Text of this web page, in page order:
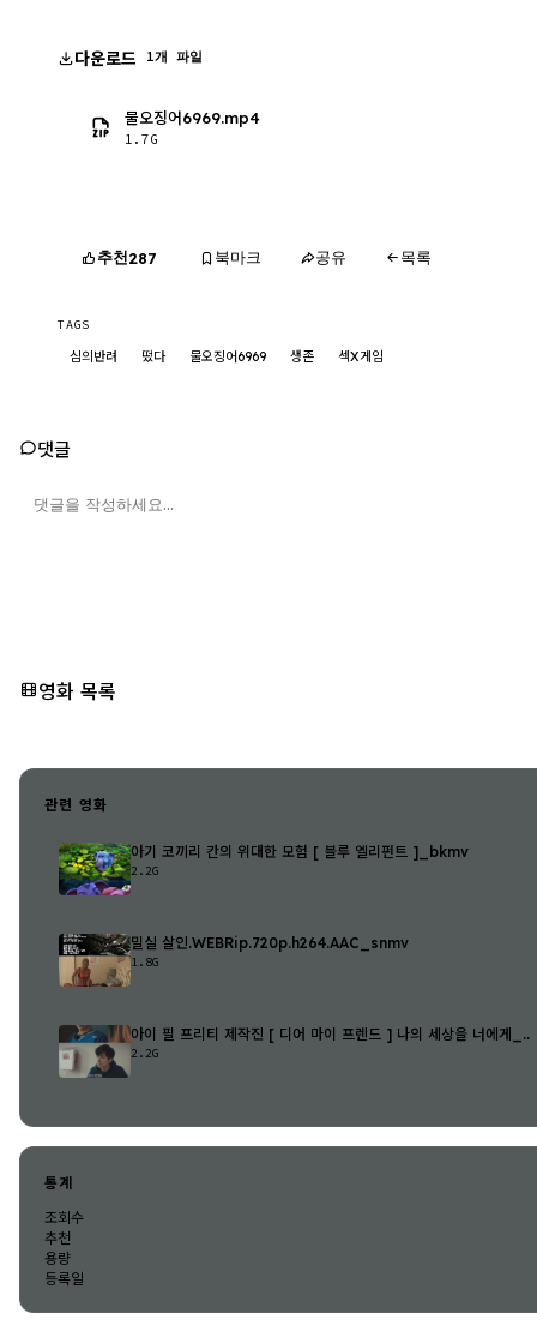
다운로드 1개 파일
물오징어6969.mp4
1.7G
추천287 북마크 공유 목록
TAGS
심의반려 떴다 물오징어6969 생존 섹X게임
댓글
영화 목록
관련 영화
아기 코끼리 칸의 위대한 모험 [ 블루 엘리펀트 ]_bkmv
2.2G
밀실 살인.WEBRip.720p.h264.AAC_snmv
1.8G
아이 필 프리티 제작진 [ 디어 마이 프렌드 ] 나의 세상을 너에게_..
2.2G
통계
조회수
추천
용량
등록일